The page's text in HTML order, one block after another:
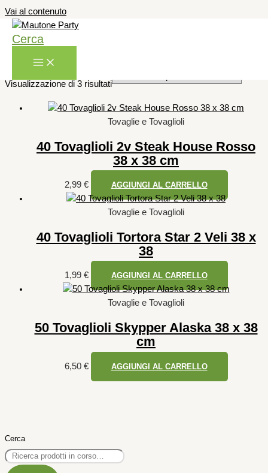
Vai al contenuto
Cerca
Cerca
Lucart
Visualizzazione di 3 risultati
Tovaglie e Tovaglioli
40 Tovaglioli 2v Steak House Rosso
38 x 38 cm
2,99 € AGGIUNGI AL CARRELLO
Tovaglie e Tovaglioli
40 Tovaglioli Tortora Star 2 Veli 38 x
38
1,99 € AGGIUNGI AL CARRELLO
Tovaglie e Tovaglioli
50 Tovaglioli Skypper Alaska 38 x 38
cm
6,50 € AGGIUNGI AL CARRELLO